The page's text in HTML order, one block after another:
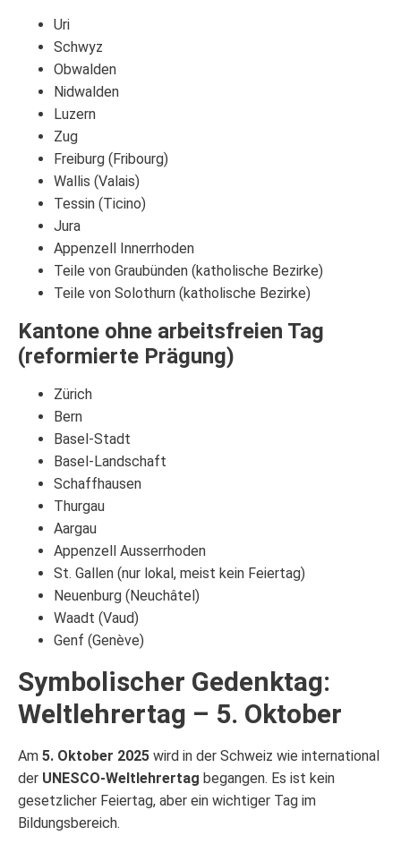
Uri
Schwyz
Obwalden
Nidwalden
Luzern
Zug
Freiburg (Fribourg)
Wallis (Valais)
Tessin (Ticino)
Jura
Appenzell Innerrhoden
Teile von Graubünden (katholische Bezirke)
Teile von Solothurn (katholische Bezirke)
Kantone ohne arbeitsfreien Tag
(reformierte Prägung)
Zürich
Bern
Basel-Stadt
Basel-Landschaft
Schaffhausen
Thurgau
Aargau
Appenzell Ausserrhoden
St. Gallen (nur lokal, meist kein Feiertag)
Neuenburg (Neuchâtel)
Waadt (Vaud)
Genf (Genève)
Symbolischer Gedenktag:
Weltlehrertag – 5. Oktober
Am 5. Oktober 2025 wird in der Schweiz wie international
der UNESCO-Weltlehrertag begangen. Es ist kein
gesetzlicher Feiertag, aber ein wichtiger Tag im
Bildungsbereich.